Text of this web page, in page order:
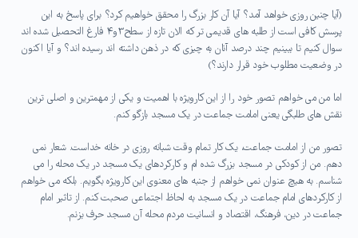
(آیا چنین روزی خواهد آمد؟ آیا آن کار بزرگ را محقق خواهیم کرد؟ برای پاسخ به این
پرسش کافی است از طلبه های قدیمی تر که الان تازه از سطح۳و۴ فارغ التحصیل شده اند
سوال کنیم تا ببینیم چند درصد آنان به چیزی که در ذهن داشته اند رسیده اند؟ و آیا اکنون
در وضعیت مطلوب خود قرار دارند؟)
اما من می خواهم تصور خود را از این کارویژه با اهمیت و یکی از مهمترین و اصلی ترین
نقش های طلبگی یعنی امامت جماعت در یک مسجد بازگو کنم.
تصور من از امامت جماعت، یک کار تمام وقت شبانه روزی در خانه خداست. شعار نمی
دهم. من از کودکی در مسجد بزرگ شده ام و کارکردهای یک مسجد در یک محله را می
شناسم. به هیچ عنوان نمی خواهم از جنبه های معنوی این کارویژه بگویم. بلکه می خواهم
از کارکردهای امام جماعت در یک مسجد به لحاظ اجتماعی صحبت کنم. از تاثیر امام
جماعت در دین، فرهنگ، اقتصاد و انسانیت مردم محله آن مسجد حرف بزنم.